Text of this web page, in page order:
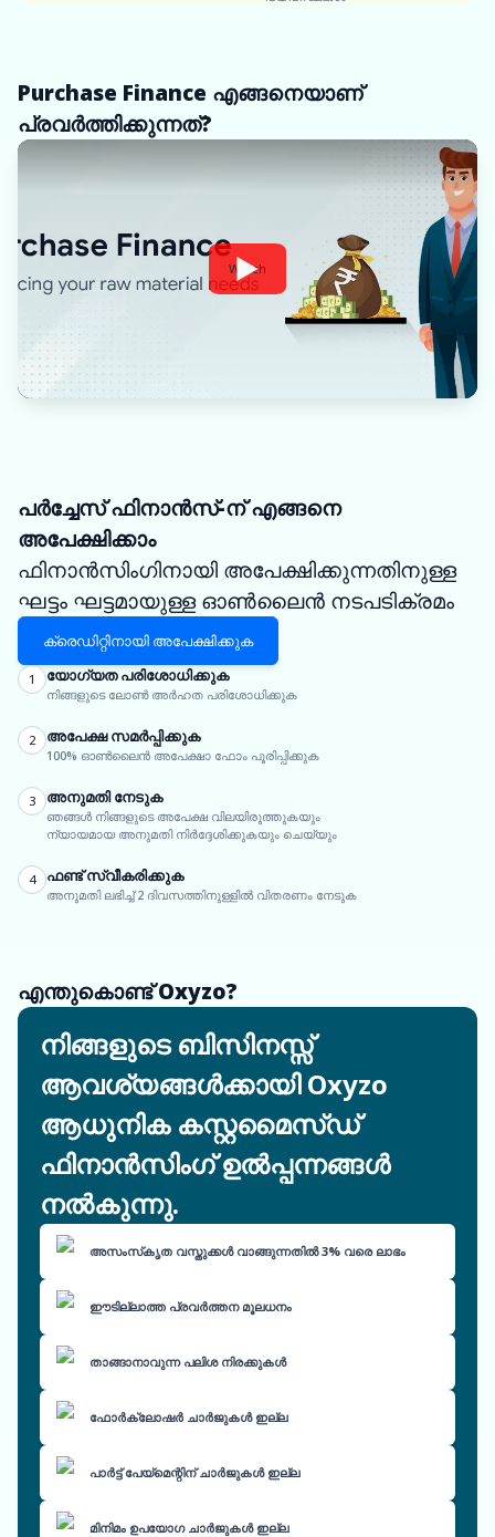
Purchase Finance എങ്ങനെയാണ്
പ്രവർത്തിക്കുന്നത്?
Watch
പർച്ചേസ് ഫിനാൻസ്-ന് എങ്ങനെ
അപേക്ഷിക്കാം
ഫിനാൻസിംഗിനായി അപേക്ഷിക്കുന്നതിനുള്ള
ഘട്ടം ഘട്ടമായുള്ള ഓൺലൈൻ നടപടിക്രമം
ക്രെഡിറ്റിനായി അപേക്ഷിക്കുക
1 യോഗ്യത പരിശോധിക്കുക
നിങ്ങളുടെ ലോൺ അർഹത പരിശോധിക്കുക
2 അപേക്ഷ സമർപ്പിക്കുക
100% ഓൺലൈൻ അപേക്ഷാ ഫോം പൂരിപ്പിക്കുക
3 അനുമതി നേടുക
ഞങ്ങൾ നിങ്ങളുടെ അപേക്ഷ വിലയിരുത്തുകയും
ന്യായമായ അനുമതി നിർദ്ദേശിക്കുകയും ചെയ്യും
4 ഫണ്ട് സ്വീകരിക്കുക
അനുമതി ലഭിച്ച് 2 ദിവസത്തിനുള്ളിൽ വിതരണം നേടുക
എന്തുകൊണ്ട് Oxyzo?
നിങ്ങളുടെ ബിസിനസ്സ്
ആവശ്യങ്ങൾക്കായി Oxyzo
ആധുനിക കസ്റ്റമൈസ്ഡ്
ഫിനാൻസിംഗ് ഉൽപ്പന്നങ്ങൾ
നൽകുന്നു.
അസംസ്‌കൃത വസ്തുക്കൾ വാങ്ങുന്നതിൽ 3% വരെ ലാഭം
ഈടില്ലാത്ത പ്രവർത്തന മൂലധനം
താങ്ങാനാവുന്ന പലിശ നിരക്കുകൾ
ഫോർക്ലോഷർ ചാർജുകൾ ഇല്ല
പാർട്ട് പേയ്‌മെന്റിന് ചാർജുകൾ ഇല്ല
മിനിമം ഉപയോഗ ചാർജുകൾ ഇല്ല